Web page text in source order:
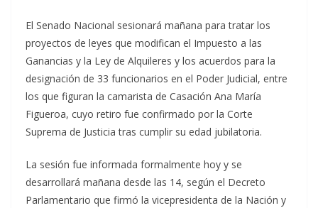
El Senado Nacional sesionará mañana para tratar los
proyectos de leyes que modifican el Impuesto a las
Ganancias y la Ley de Alquileres y los acuerdos para la
designación de 33 funcionarios en el Poder Judicial, entre
los que figuran la camarista de Casación Ana María
Figueroa, cuyo retiro fue confirmado por la Corte
Suprema de Justicia tras cumplir su edad jubilatoria.
La sesión fue informada formalmente hoy y se
desarrollará mañana desde las 14, según el Decreto
Parlamentario que firmó la vicepresidenta de la Nación y